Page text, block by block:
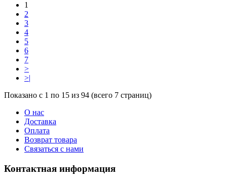
1
2
3
4
5
6
7
>
>|
Показано с 1 по 15 из 94 (всего 7 страниц)
О нас
Доставка
Оплата
Возврат товара
Связаться с нами
Контактная информация